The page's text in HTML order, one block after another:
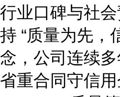
行业口碑与社会
持 “质量为先，
念，公司连续
省重合同守信